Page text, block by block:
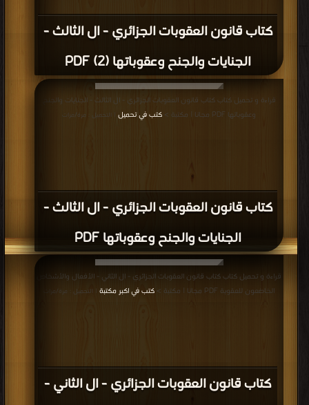
كتاب قانون العقوبات الجزائري - ال الثالث -
الجنايات والجنح وعقوباتها (2) PDF
كتاب قانون العقوبات الجزائري - ال الثالث -
الجنايات والجنح وعقوباتها PDF
قراءة و تحميل كتاب كتاب قانون العقوبات الجزائري - ال الثالث - الجنايات والجنح
وعقوباتها PDF مجانا | مكتبة >
كتب في تحميل | التحميل : مرة/مرات
كتاب قانون العقوبات الجزائري - ال الثاني -
قراءة و تحميل كتاب كتاب قانون العقوبات الجزائري - ال الثاني - الأفعال والأشخاص
الخاضعون للعقوبة PDF مجانا | مكتبة >
كتب في اكبر مكتبة | التحميل : مرة/مرات